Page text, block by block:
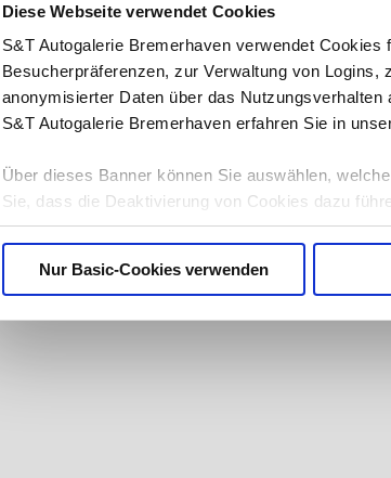
Diese Webseite verwendet Cookies
S&T Autogalerie Bremerhaven verwendet
Besucherpräferenzen, zur Verwaltung von
anonymisierter Daten über das
S&T Autogalerie Bremerhaven erfahren Sie in
Über dieses Banner können Sie auswählen,
Sie, dass die Deaktivierung von Cookies dazu
ganz ausfallen. Der Browser auf Ihrem Computer
benachrichtigen oder Cookies automatisch
Datenschutzerklärung.
Nur Basic-Cookies verwenden